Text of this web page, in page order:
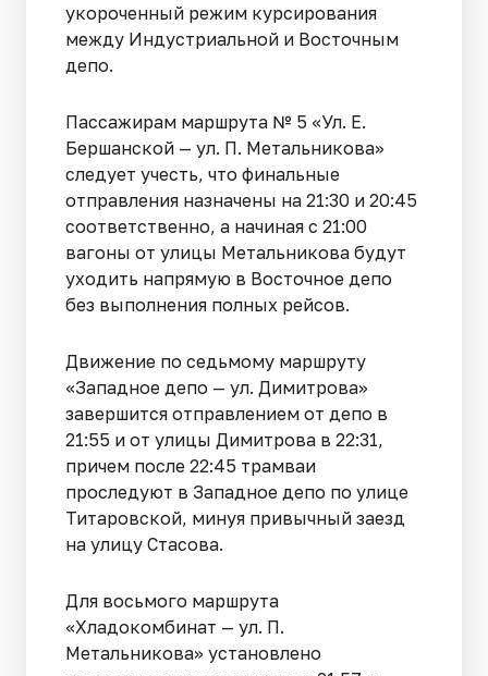
укороченный режим курсирования
между Индустриальной и Восточным
депо.
Пассажирам маршрута № 5 «Ул. Е.
Бершанской — ул. П. Метальникова»
следует учесть, что финальные
отправления назначены на 21:30 и 20:45
соответственно, а начиная с 21:00
вагоны от улицы Метальникова будут
уходить напрямую в Восточное депо
без выполнения полных рейсов.
Движение по седьмому маршруту
«Западное депо — ул. Димитрова»
завершится отправлением от депо в
21:55 и от улицы Димитрова в 22:31,
причем после 22:45 трамваи
проследуют в Западное депо по улице
Титаровской, минуя привычный заезд
на улицу Стасова.
Для восьмого маршрута
«Хладокомбинат — ул. П.
Метальникова» установлено